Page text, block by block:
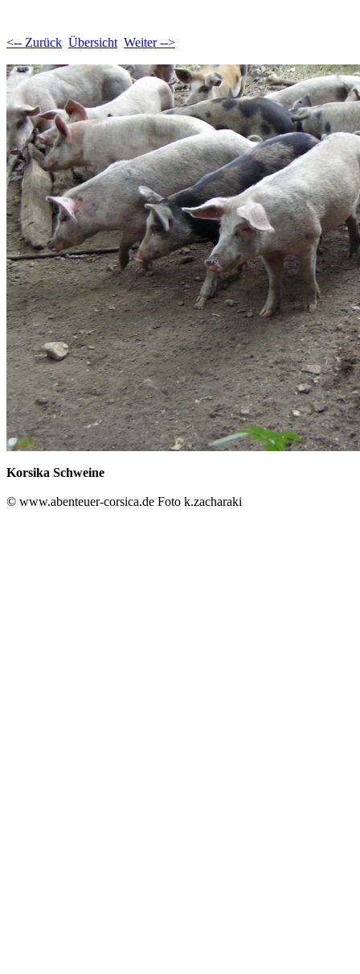
<-- Zurück Übersicht Weiter -->
Korsika Schweine
© www.abenteuer-corsica.de Foto k.zacharaki